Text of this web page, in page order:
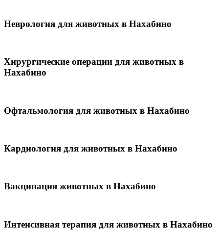
Неврология для животных в Нахабино
Хирургические операции для животных в
Нахабино
Офтальмология для животных в Нахабино
Кардиология для животных в Нахабино
Вакцинация животных в Нахабино
Интенсивная терапия для животных в Нахабино